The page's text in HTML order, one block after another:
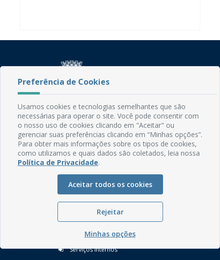
Rua do Imperador, 78, Centro
CEP: 58.280-000 - Mamanguape/PB
Fone: (83) 3292-2246
Email: comunicacao@mamanguape.pb.gov.br
Expediente: Segunda à Sexta, das 08h às 13h
Mapa do Site
Glossário
Ouvidoria
Serviços Internos
Preferência de Cookies
Usamos cookies e tecnologias semelhantes que são
necessárias para operar o site. Você pode consentir com
o nosso uso de cookies clicando em "Aceitar" ou
gerenciar suas preferências clicando em “Minhas opções”.
Para obter mais informações sobre os tipos de cookies,
como utilizamos e quais dados são coletados, leia nossa
Política de Privacidade.
Aceitar todos os cookies
Rejeitar
Minhas opções